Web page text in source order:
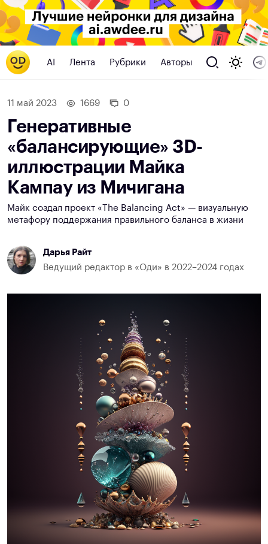
AI Лента Рубрики Авторы
11 май 2023 1669 0
Генеративные
«балансирующие» 3D-
иллюстрации Майка
Кампау из Мичигана
Майк создал проект «The Balancing Act» — визуальную
метафору поддержания правильного баланса в жизни
Дарья Райт
Ведущий редактор в «Оди» в 2022–2024 годах